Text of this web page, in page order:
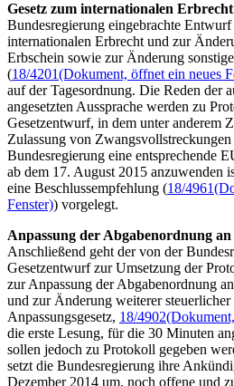
Gesetz zum internationalen
Bundesregierung eingebrachte Entwurf
internationalen Erbrecht und zur
Erbschein sowie zur Änderung
(18/4201(Dokument, öffnet ein neues
auf der Tagesordnung. Die Reden der
angesetzten Aussprache werden zu
Gesetzentwurf, in dem unter anderem
Zulassung von
Bundesregierung eine entsprechende
ab dem 17. August 2015 anzuwenden
eine Beschlussempfehlung (18/4961
Fenster)) vorgelegt.
Anpassung der Abgabenordnung
Anschließend geht der von der
Gesetzentwurf zur Umsetzung der
zur Anpassung der Abgabenordnung
und zur Änderung weiterer
Anpassungsgesetz, 18/4902
die erste Lesung, für die 30 Minuten
sollen jedoch zu Protokoll gegeben
setzt die Bundesregierung ihre
Dezember 2014 um, noch offene und